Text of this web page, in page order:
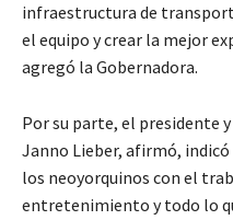
infraestructura de
el equipo y crear la mejor
agregó la Gobernadora.
Por su parte, el presidente
Janno Lieber, afirmó,
los neoyorquinos con el
entretenimiento y todo lo